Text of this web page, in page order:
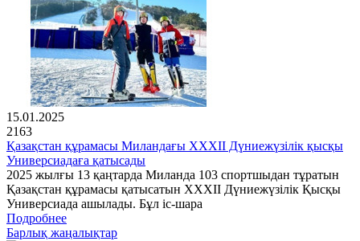
15.01.2025
2163
Қазақстан құрамасы Миландағы XXXII Дүниежүзілік қысқы
Универсиадаға қатысады
2025 жылғы 13 қаңтарда Миланда 103 спортшыдан тұратын
Қазақстан құрамасы қатысатын XXXII Дүниежүзілік Қысқы
Универсиада ашылады. Бұл іс-шара
Подробнее
Барлық жаңалықтар